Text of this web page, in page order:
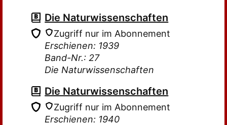
Die Naturwissenschaften
Zugriff nur im Abonnement
Erschienen: 1939
Band-Nr.: 27
Die Naturwissenschaften
Die Naturwissenschaften
Zugriff nur im Abonnement
Erschienen: 1940